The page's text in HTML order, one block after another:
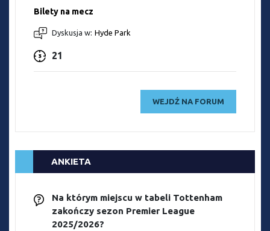
Bilety na mecz
Dyskusja w: Hyde Park
21
WEJDŹ NA FORUM
ANKIETA
Na którym miejscu w tabeli Tottenham
zakończy sezon Premier League
2025/2026?